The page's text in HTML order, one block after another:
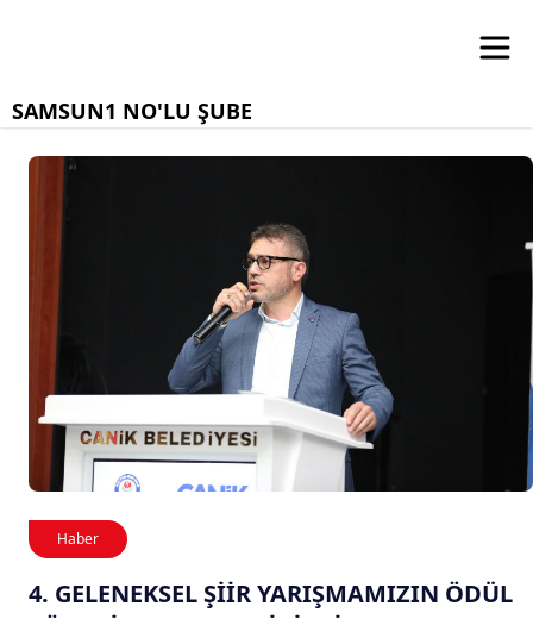
SAMSUN1 NO'LU ŞUBE
Haber
4. GELENEKSEL ŞİİR YARIŞMAMIZIN ÖDÜL